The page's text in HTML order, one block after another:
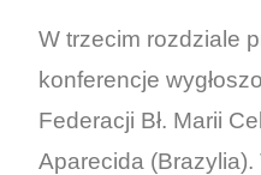
W trzecim rozdziale
konferencje
Federacji Bł. Marii
Aparecida (Brazylia).